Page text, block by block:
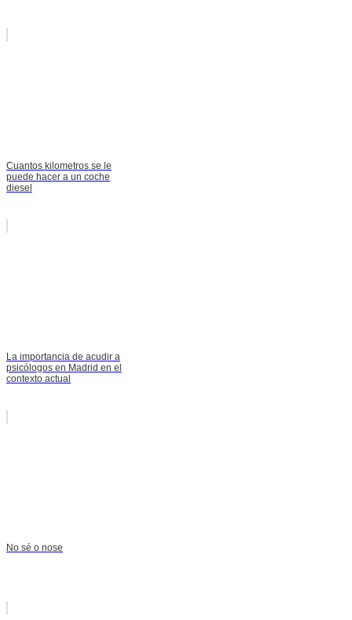
Cuantos kilometros se le
puede hacer a un coche
diesel
La importancia de acudir a
psicólogos en Madrid en el
contexto actual
No sé o nose